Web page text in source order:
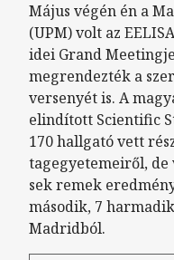
Május végén én a
(UPM) volt az
idei Grand
megrendezték a
versenyét is. A
elindított Scientific
170 hallgató vett
tagegyetemeiről, de
sek remek
második, 7
Madridból.